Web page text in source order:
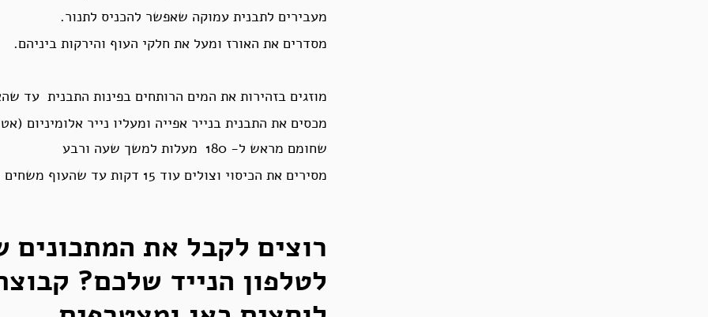
מעבירים לתבנית עמוקה שאפשר להכניס לתנור.
מסדרים את האורז ומעל את חלקי העוף והירקות ביניהם.
מוזגים בזהירות את המים הרותחים בפינות התבנית עד
מכסים את התבנית בנייר אפייה ומעליו נייר אלומיניום
שחומם מראש ל- 180 מעלות למשך שעה ורבע
מסירים את הכיסוי וצולים עוד 15 דקות עד שהעוף משחים ונעשה קריספי.
רוצים לקבל את המתכונים
לטלפון הנייד שלכם?